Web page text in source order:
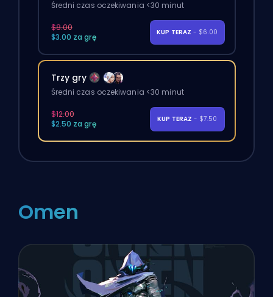
Średni czas oczekiwania <30 minut
$8.00
$3.00 za grę
KUP TERAZ - $6.00
Trzy gry
Średni czas oczekiwania <30 minut
$12.00
$2.50 za grę
KUP TERAZ - $7.50
Omen